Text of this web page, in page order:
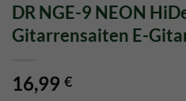
DR NGE-9 NEON
Gitarrensaiten E-
16,99 €